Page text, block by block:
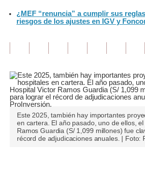
Editorial
Pregunta de hoy
Tendencias
Lujo
Viajes
Moda
¿MEF “renuncia” a cumplir sus
riesgos de los ajustes en IGV y
Este 2025, también hay importantes
en cartera. El año pasado, uno de ellos,
Ramos Guardia (S/ 1,099 millones) fue
récord de adjudicaciones anuales. | Foto: